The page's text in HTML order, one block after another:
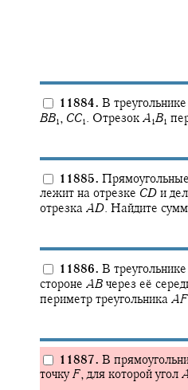
11884. В треугольнике
BB1 , CC1 . Отрезок A 1B1
11885.
лежит на отрезке CD и
отрезка AD. Найдите
11886. В треугольнике
стороне AB через её
периметр треугольника AF
11887. В
точкуF,для которой угол